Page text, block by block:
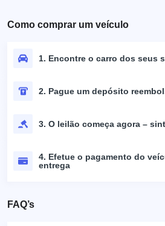
Como comprar um veículo
1. Encontre o carro dos seus
2. Pague um depósito
3. O leilão começa agora –
4. Efetue o pagamento do
entrega
FAQ’s